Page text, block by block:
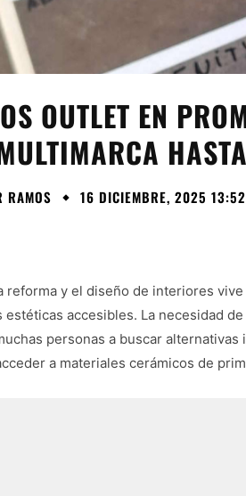
OUTLET EN
RAMOS 16 DICIEMBRE, 2025 13:52
reforma y el diseño de interiores
estéticas accesibles. La necesidad
personas a buscar
a materiales cerámicos de